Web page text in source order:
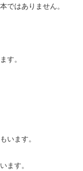
ではありません。
す。
います。
ます。